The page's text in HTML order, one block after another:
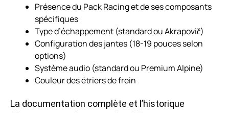
Présence du Pack Racing et de ses composants
spécifiques
Type d’échappement (standard ou Akrapovič)
Configuration des jantes (18-19 pouces selon
options)
Système audio (standard ou Premium Alpine)
Couleur des étriers de frein
La documentation complète et l’historique